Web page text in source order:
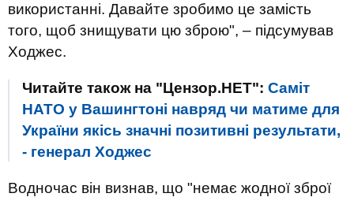
використанні. Давайте зробимо це замість
того, щоб знищувати цю зброю", – підсумував
Ходжес.
Читайте також на "Цензор.НЕТ": Саміт
НАТО у Вашингтоні навряд чи матиме для
України якісь значні позитивні результати,
- генерал Ходжес
Водночас він визнав, що "немає жодної зброї